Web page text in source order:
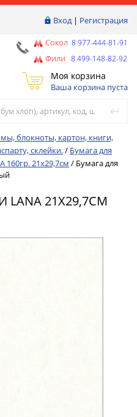
Вход| Регистрация
Сокол 8 977-444-81-91
Фили 8 499-148-82-92
Моя корзина
Ваша корзина пуста
блокноты, картон, книги,
склейки./ Бумага для
160гр. 21х29,7см / Бумага для
21Х29,7СМ